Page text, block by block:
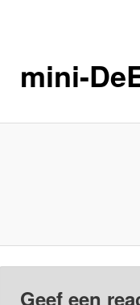
mini-
Geef een